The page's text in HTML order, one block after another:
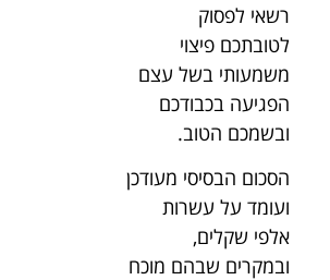
רשאי לפסוק
לטובתכם פיצוי
משמעותי בשל עצם
הפגיעה בכבודכם
ובשמכם הטוב.
הסכום הבסיסי מעודכן
ועומד על עשרות
אלפי שקלים,
ובמקרים שבהם מוכח